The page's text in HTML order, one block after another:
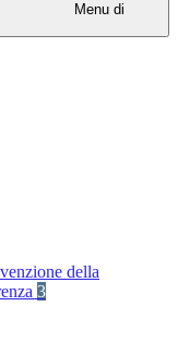
Menu di
della
3